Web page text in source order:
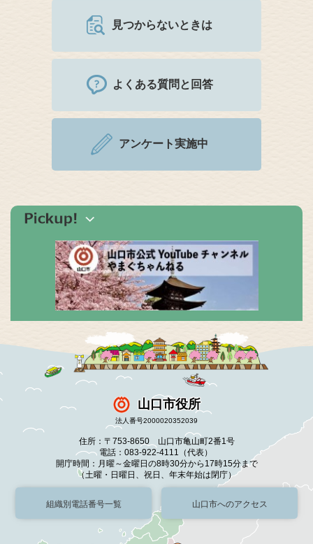
見つからないときは
よくある質問と回答
アンケート実施中
山口市役所
法人番号2000020352039
住所：〒753-8650 山口市亀山町2番1号
電話：083-922-4111（代表）
開庁時間：月曜～金曜日の8時30分から17時15分まで
（土曜・日曜日、祝日、年末年始は閉庁）
組織別電話番号一覧 山口市へのアクセス